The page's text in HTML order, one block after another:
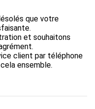
que votre
et souhaitons
client par téléphone
ensemble.